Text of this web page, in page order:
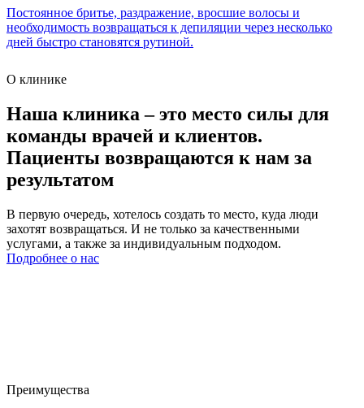
Постоянное бритье, раздражение, вросшие волосы и
необходимость возвращаться к депиляции через несколько
дней быстро становятся рутиной.
О клинике
Наша клиника – это место силы для
команды врачей и клиентов.
Пациенты возвращаются к нам за
результатом
В первую очередь, хотелось создать то место, куда люди
захотят возвращаться. И не только за качественными
услугами, а также за индивидуальным подходом.
Подробнее о нас
Преимущества